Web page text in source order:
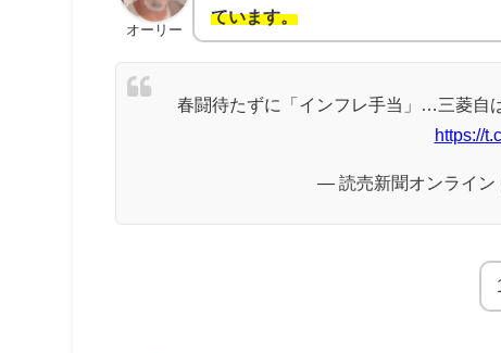
オーリー
ています。
春闘待たずに「インフレ手当」…三菱自
https://
— 読売新聞オンライン